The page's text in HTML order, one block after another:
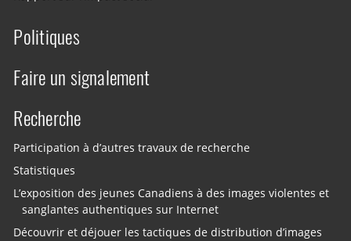
Politiques
Faire un signalement
Recherche
Participation à d’autres travaux de recherche
Statistiques
L’exposition des jeunes Canadiens à des images violentes et
sanglantes authentiques sur Internet
Découvrir et déjouer les tactiques de distribution d’images